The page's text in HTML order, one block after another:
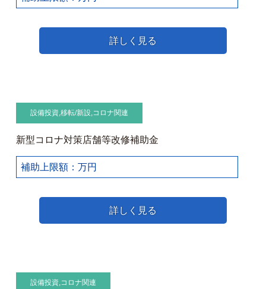
詳しく見る
設備投資,移転/新設,コロナ関連
新型コロナ対策店舗等改修補助金
補助上限額：万円
詳しく見る
設備投資,コロナ関連